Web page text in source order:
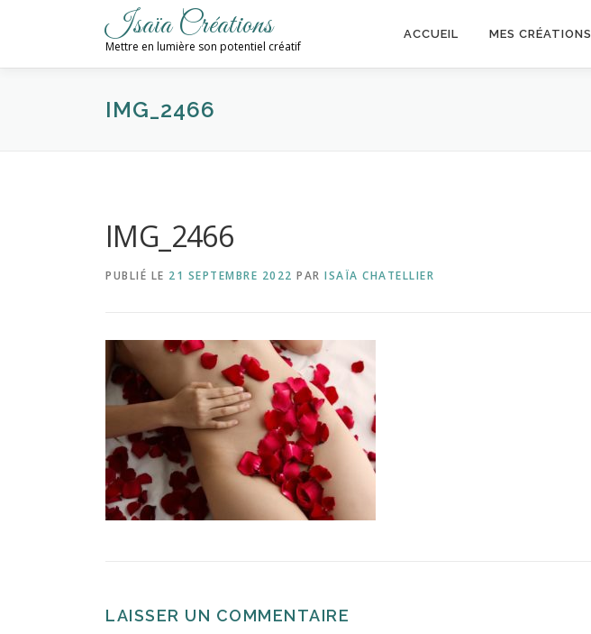
Isaïa Créations
Mettre en lumière son potentiel créatif
ACCUEIL MES CRÉATIONS
IMG_2466
IMG_2466
PUBLIÉ LE 21 SEPTEMBRE 2022 PAR ISAÏA CHATELLIER
LAISSER UN COMMENTAIRE